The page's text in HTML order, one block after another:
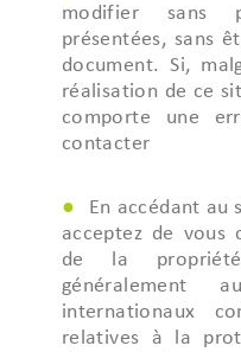
modifier sans
présentées, sans
document. Si,
réalisation de ce
comporte une
contacter
En accédant au
acceptez de vous
de la
généralement
internationaux
relatives à la